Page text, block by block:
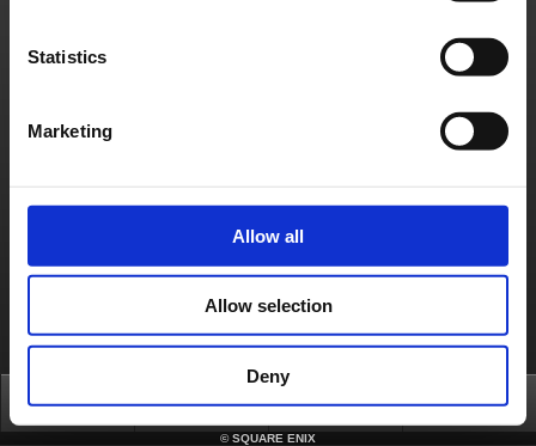
Statistics
Marketing
Allow all
Allow selection
Deny
©SQUARE ENIX